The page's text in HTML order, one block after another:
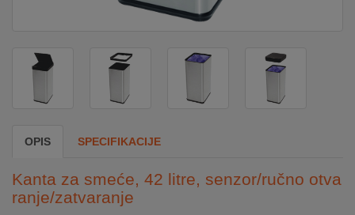
SECURITY
PC
GAME
OPIS SPECIFIKACIJE
Kanta za smeće, 42 litre, senzor/ručno otva
ranje/zatvaranje